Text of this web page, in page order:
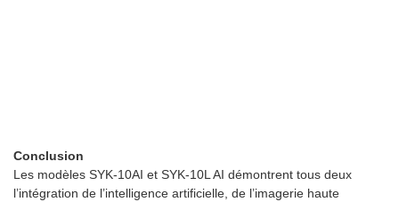
Conclusion
Les modèles SYK-10AI et SYK-10L AI démontrent tous deux
l’intégration de l’intelligence artificielle, de l’imagerie haute